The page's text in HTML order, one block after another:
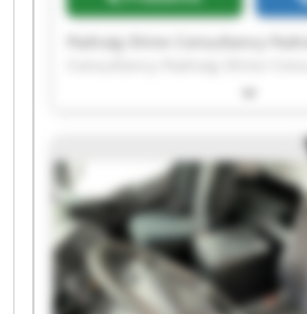
Padraig Shine Consultancy
Shine Consultancy Padraig
Consultancy Padraig Shine
Shine Consultancy Padraig
Padraig Shine Consultancy
Consultancy Padraig Shine
Shine Consultancy Padraig
Padraig Shine Consultancy
Consultancy Padraig Shine
Shine Consultancy Padraig